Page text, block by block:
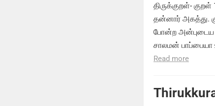
திருக்குறள்-
தன்னார் அகத்து.
போன்ற அன்புடைய
சாலமன்
Read more